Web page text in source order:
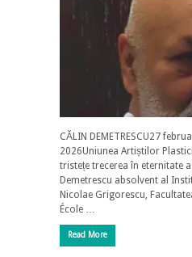
CĂLIN DEMETRESCU27
2026Uniunea Artiștilor
tristețe trecerea în eternitate
Demetrescu absolvent al
Nicolae Grigorescu,
École …
Read More